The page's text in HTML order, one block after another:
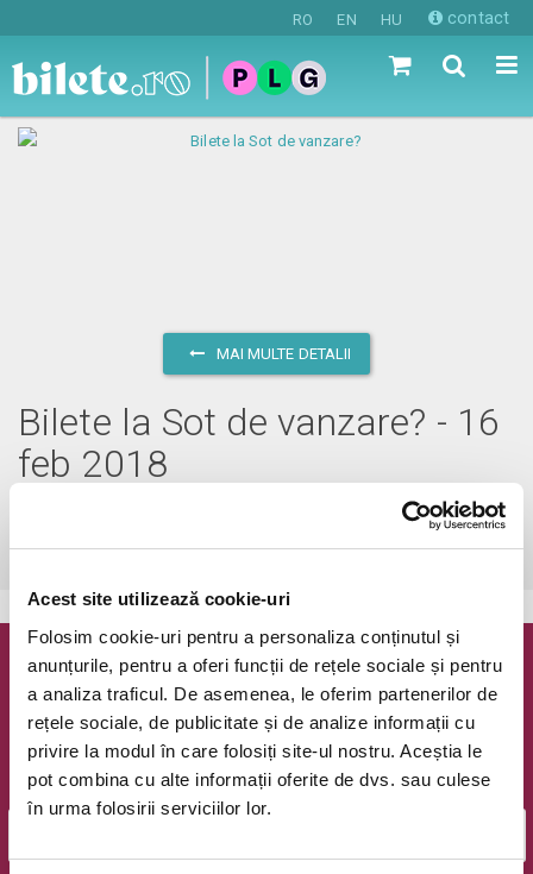
Acest site utilizează cookie-uri
Folosim cookie-uri pentru a personaliza conținutul și
anunțurile, pentru a oferi funcții de rețele sociale și pentru
a analiza traficul. De asemenea, le oferim partenerilor de
rețele sociale, de publicitate și de analize informații cu
privire la modul în care folosiți site-ul nostru. Aceștia le
pot combina cu alte informații oferite de dvs. sau culese
în urma folosirii serviciilor lor.
RO EN HU contact
MAI MULTE DETALII
Bilete la Sot de vanzare? - 16
feb 2018
Bucuresti, The Hubvezi pe harta
Newsletter @ Bilete.ro
Oferte exclusive si o editie saptamanala cu cele mai noi
evenimente.
Email